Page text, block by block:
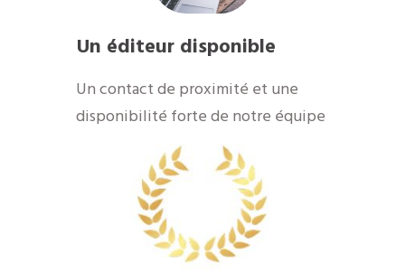
Un éditeur disponible
​Un contact de proximité et une
disponibilité forte de notre équipe